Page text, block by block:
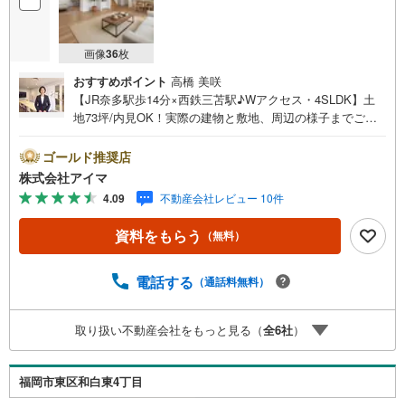
画像36枚
おすすめポイント 高橋 美咲
【JR奈多駅歩14分×西鉄三苫駅♪Wアクセス・4SLDK】土
地73坪/内見OK！実際の建物と敷地、周辺の様子までご自
取りは4SLDK・LDK18帖以上。土地約73坪・延床約34坪
と、暮らしの広さを数字でご確認いただけます。■防犯対策
留守中も夜も頼れる防犯設備です。玄関は2ヶ所施錠のダブ
ルロック。来訪者は映像で確認。ほかにシャッターも備え
ます。■アイマのサポートアイマは福岡の新築一戸建て・マ
ンションの専門店です大手ネット銀行はじめ多数の金融機
学OK/ご自宅・最寄り駅まで送迎無料/オンライン相談OK
ーンが難しいと言われた方、転職後で審査にご不安の方も
ご相談ください■ご見学についてご見学のご予約は前日まで
にいただければ調整しやすく、当日でも空きがあればご案
内できます。お子様連れでもどうぞ。現地でご覧いただき
たい点や、周辺の様子についてもその場でご説明いたしま
ゴールド推奨店
株式会社アイマ
4.09 不動産会社レビュー 10件
資料をもらう （無料）
電話する （通話料無料）
取り扱い不動産会社をもっと見る（全6社）
福岡市東区和白東4丁目